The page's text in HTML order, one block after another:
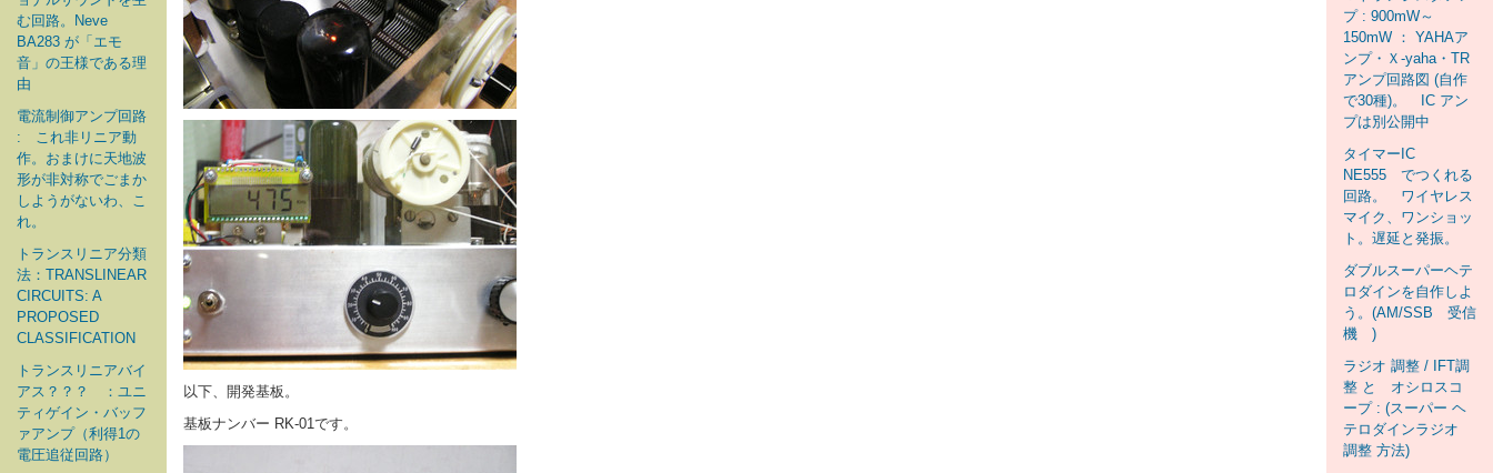
む回路。Neve
BA283 が「エモ
音」の王様である理
由
電流制御アンプ回路
: これ非リニア動
作。おまけに天地波
形が非対称でごまか
しようがないわ、こ
れ。
トランスリニア分類
法：TRANSLINEAR
CIRCUITS: A
PROPOSED
CLASSIFICATION
トランスリニアバイ
アス？？？ ：ユニ
ティゲイン・バッフ
ァアンプ（利得1の
電圧追従回路）
以下、開発基板。
基板ナンバー RK-01です。
プ : 900mW～
150mW ： YAHAア
ンプ・Ｘ-yaha・TR
アンプ回路図 (自作
で30種)。 IC アン
プは別公開中
タイマーIC
NE555 でつくれる
回路。 ワイヤレス
マイク、ワンショッ
ト。遅延と発振。
ダブルスーパーヘテ
ロダインを自作しよ
う。(AM/SSB 受信
機 )
ラジオ 調整 / IFT調
整 と オシロスコ
ープ : (スーパー ヘ
テロダインラジオ
調整 方法)